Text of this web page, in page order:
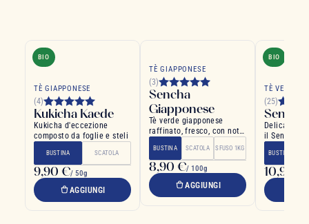
BIO
TÈ GIAPPONESE
(4)
Kukicha Kaede
Kukicha d'eccezione
composto da foglie e steli
BUSTINA SCATOLA
9,90 €/ 50g
AGGIUNGI
TÈ GIAPPONESE
(3)
Sencha
Giapponese
Tè verde giapponese
raffinato, fresco, con note
BUSTINA SCATOLA SFUSO 1KG
8,90 €/ 100g
AGGIUNGI
BIO
TÈ VERDE
(25)
Delicato
il Sencha e
BUSTINA
10,90 €